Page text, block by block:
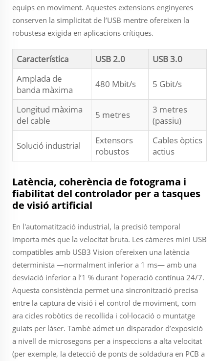
equips en moviment. Aquestes extensions enginyeres
conserven la simplicitat de l’USB mentre ofereixen la
robustesa exigida en aplicacions crítiques.
Característica USB 2.0
USB 3.0
Amplada de
banda màxima
480 Mbit/s 5 Gbit/s
Longitud màxima
del cable
5 metres
3 metres
(passiu)
Solució industrial
Extensors
robustos
Cables òptics
actius
Latència, coherència de fotograma i
fiabilitat del controlador per a tasques
de visió artificial
En l'automatització industrial, la precisió temporal
importa més que la velocitat bruta. Les càmeres mini USB
compatibles amb USB3 Vision ofereixen una latència
determinista —normalment inferior a 1 ms— amb una
desviació inferior a l’1 % durant l’operació contínua 24/7.
Aquesta consistència permet una sincronització precisa
entre la captura de visió i el control de moviment, com
ara cicles robòtics de recollida i col·locació o muntatge
guiats per làser. També admet un disparador d’exposició
a nivell de microsegons per a inspeccions a alta velocitat
(per exemple, la detecció de ponts de soldadura en PCB a